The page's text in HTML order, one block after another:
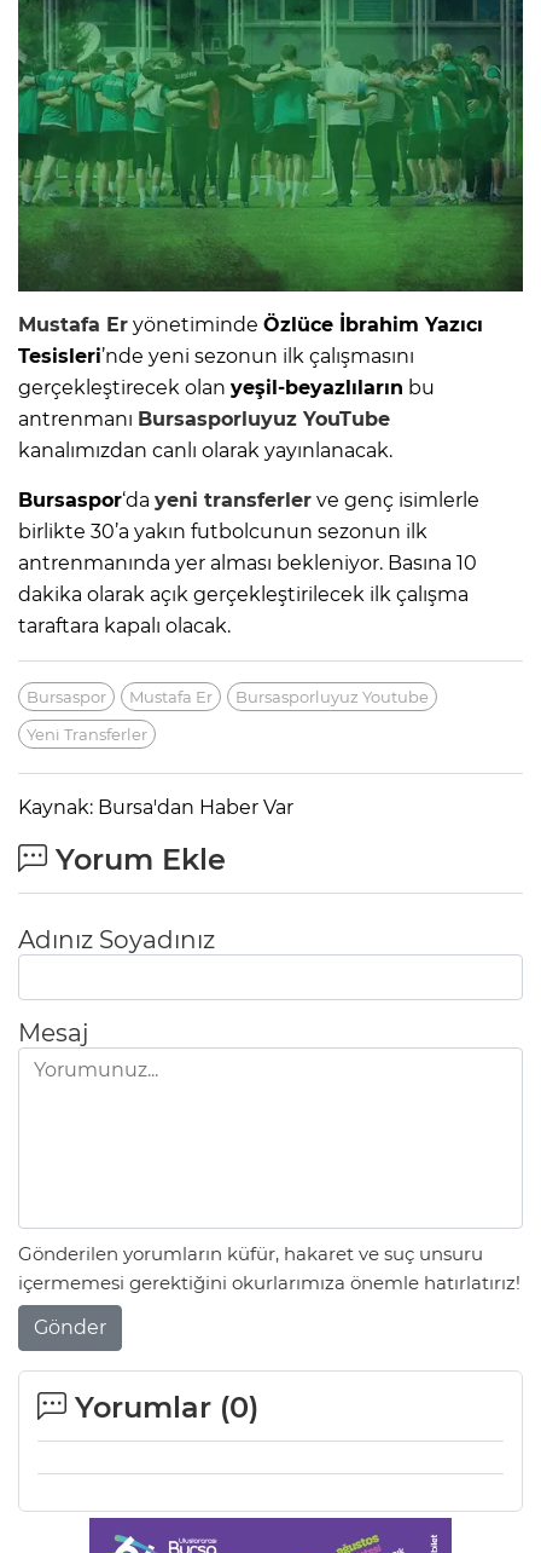
Mustafa Er yönetiminde Özlüce İbrahim Yazıcı
Tesisleri’nde yeni sezonun ilk çalışmasını
gerçekleştirecek olan yeşil-beyazlıların bu
antrenmanı Bursasporluyuz YouTube
kanalımızdan canlı olarak yayınlanacak.
Bursaspor‘da yeni transferler ve genç isimlerle
birlikte 30’a yakın futbolcunun sezonun ilk
antrenmanında yer alması bekleniyor. Basına 10
dakika olarak açık gerçekleştirilecek ilk çalışma
taraftara kapalı olacak.
Bursaspor Mustafa Er
Bursasporluyuz Youtube
Yeni Transferler
Kaynak: Bursa'dan Haber Var
Yorum Ekle
Adınız Soyadınız
Mesaj
Gönderilen yorumların küfür, hakaret ve suç unsuru
içermemesi gerektiğini okurlarımıza önemle hatırlatırız!
Gönder
Yorumlar (0)